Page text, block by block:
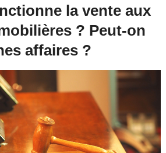
la vente aux
? Peut-on
affaires ?